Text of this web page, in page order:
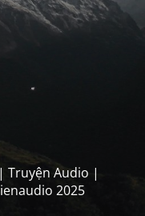
Truyện Audio |
2025